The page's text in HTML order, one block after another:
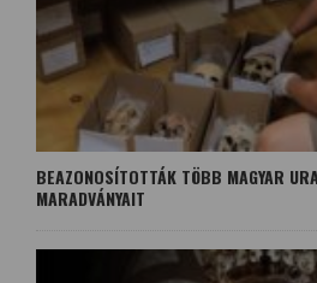
BEAZONOSÍTOTTÁK TÖBB MAGYAR
MARADVÁNYAIT